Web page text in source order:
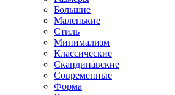
Большие
Маленькие
Стиль
Минимализм
Классические
Скандинавские
Современные
Форма